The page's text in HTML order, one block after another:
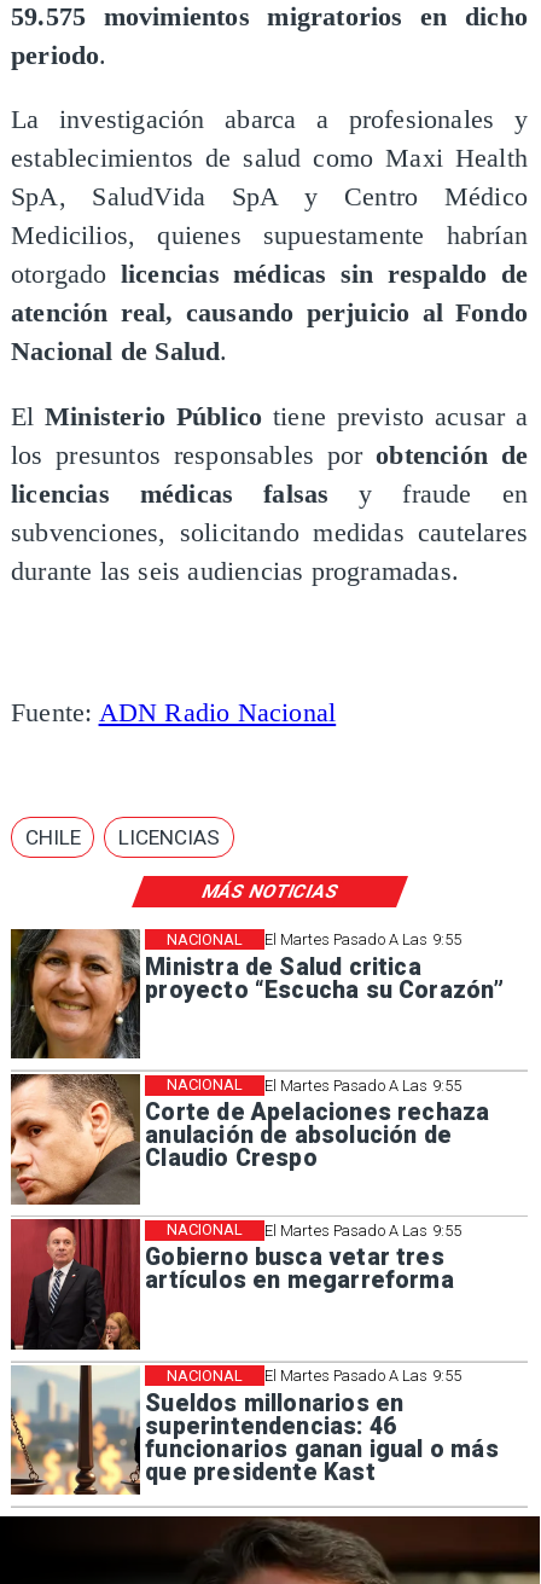
MÁS NOTICIAS
El Martes Pasado A Las 9:55
Ministra de Salud critica
proyecto “Escucha su Corazón”
NACIONAL
El Martes Pasado A Las 9:55
Corte de Apelaciones rechaza
anulación de absolución de
Claudio Crespo
NACIONAL
El Martes Pasado A Las 9:55
Gobierno busca vetar tres
artículos en megarreforma
NACIONAL
El Martes Pasado A Las 9:55
Sueldos millonarios en
superintendencias: 46
funcionarios ganan igual o más
que presidente Kast
NACIONAL
59.575 movimientos migratorios en dicho
periodo.
La investigación abarca a profesionales y
establecimientos de salud como Maxi Health
SpA, SaludVida SpA y Centro Médico
Medicilios, quienes supuestamente habrían
otorgado licencias médicas sin respaldo de
atención real, causando perjuicio al Fondo
Nacional de Salud.
ElMinisterio Público tiene previsto acusar a
los presuntos responsables porobtención de
licencias médicas falsas y fraude en
subvenciones, solicitando medidas cautelares
durante las seis audiencias programadas.
Fuente: ADN Radio Nacional
CHILE LICENCIAS